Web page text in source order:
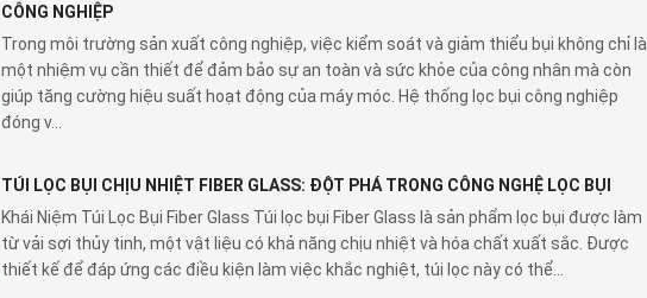
CÔNG NGHIỆP
Trong môi trường sản xuất công nghiệp, việc kiểm soát và giảm thiểu bụi không chỉ là
một nhiệm vụ cần thiết để đảm bảo sự an toàn và sức khỏe của công nhân mà còn
giúp tăng cường hiệu suất hoạt động của máy móc. Hệ thống lọc bụi công nghiệp
đóng v...
TÚI LỌC BỤI CHỊU NHIỆT FIBER GLASS: ĐỘT PHÁ TRONG CÔNG NGHỆ LỌC BỤI
Khái Niệm Túi Lọc Bụi Fiber Glass Túi lọc bụi Fiber Glass là sản phẩm lọc bụi được làm
từ vải sợi thủy tinh, một vật liệu có khả năng chịu nhiệt và hóa chất xuất sắc. Được
thiết kế để đáp ứng các điều kiện làm việc khắc nghiệt, túi lọc này có thể...